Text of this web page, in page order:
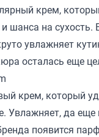
крем,
шанса на сухость.
увлажняет
осталась еще
крем, который
Увлажняет, да еще
появится